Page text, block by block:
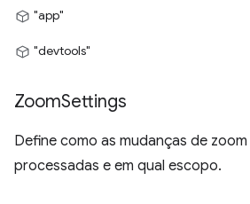
"app"
"devtools"
ZoomSettings
Define como as mudanças de
processadas e em qual escopo.